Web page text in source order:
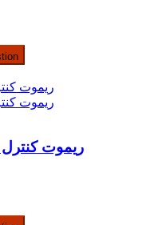
ریموت کنترل